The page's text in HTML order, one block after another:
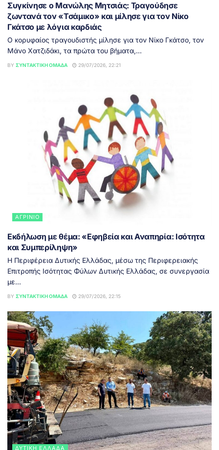
Συγκίνησε ο Μανώλης Μητσιάς: Τραγούδησε
ζωντανά τον «Τσάμικο» και μίλησε για τον Νίκο
Γκάτσο με λόγια καρδιάς
Ο κορυφαίος τραγουδιστής μίλησε για τον Νίκο Γκάτσο, τον
Μάνο Χατζιδάκι, τα πρώτα του βήματα,...
BY ΣΥΝΤΑΚΤΙΚΉ ΟΜΆΔΑ 29/07/2026, 22:21
ΑΓΡΊΝΙΟ
Εκδήλωση με θέμα: «Εφηβεία και Αναπηρία: Ισότητα
και Συμπερίληψη»
Η Περιφέρεια Δυτικής Ελλάδας, μέσω της Περιφερειακής
Επιτροπής Ισότητας Φύλων Δυτικής Ελλάδας, σε συνεργασία
με...
BY ΣΥΝΤΑΚΤΙΚΉ ΟΜΆΔΑ 29/07/2026, 22:15
ΔΥΤΙΚΉ ΕΛΛΆΔΑ